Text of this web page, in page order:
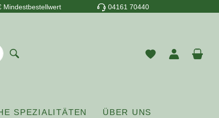
Mindestbestellwert 04161 70440
Du hast 0
SPEZIALITÄTEN ÜBER UNS